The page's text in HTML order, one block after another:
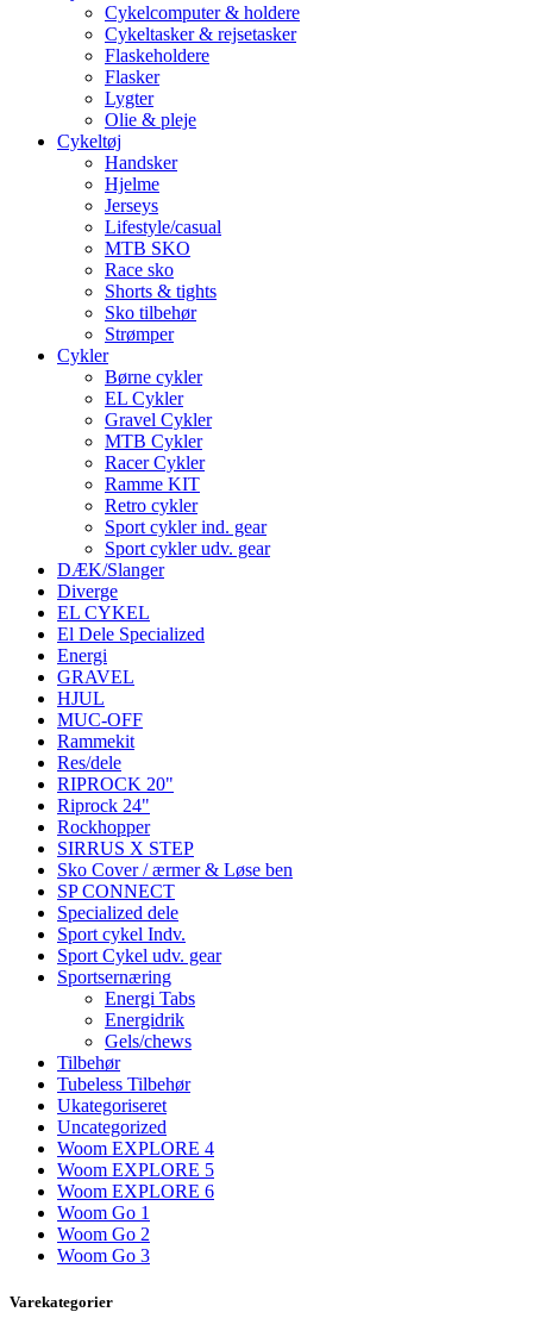
Cykelcomputer & holdere
Cykeltasker & rejsetasker
Flaskeholdere
Flasker
Lygter
Olie & pleje
Cykeltøj
Handsker
Hjelme
Jerseys
Lifestyle/casual
MTB SKO
Race sko
Shorts & tights
Sko tilbehør
Strømper
Cykler
Børne cykler
EL Cykler
Gravel Cykler
MTB Cykler
Racer Cykler
Ramme KIT
Retro cykler
Sport cykler ind. gear
Sport cykler udv. gear
DÆK/Slanger
Diverge
EL CYKEL
El Dele Specialized
Energi
GRAVEL
HJUL
MUC-OFF
Rammekit
Res/dele
RIPROCK 20"
Riprock 24"
Rockhopper
SIRRUS X STEP
Sko Cover / ærmer & Løse ben
SP CONNECT
Specialized dele
Sport cykel Indv.
Sport Cykel udv. gear
Sportsernæring
Energi Tabs
Energidrik
Gels/chews
Tilbehør
Tubeless Tilbehør
Ukategoriseret
Uncategorized
Woom EXPLORE 4
Woom EXPLORE 5
Woom EXPLORE 6
Woom Go 1
Woom Go 2
Woom Go 3
Varekategorier